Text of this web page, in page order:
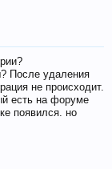
После удаления
не происходит.
есть на форуме
появился. но